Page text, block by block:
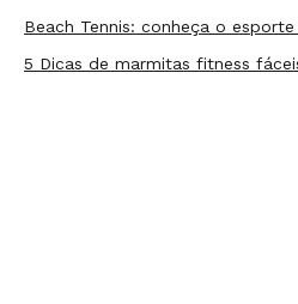
Beach Tennis: conheça o
5 Dicas de marmitas fitness